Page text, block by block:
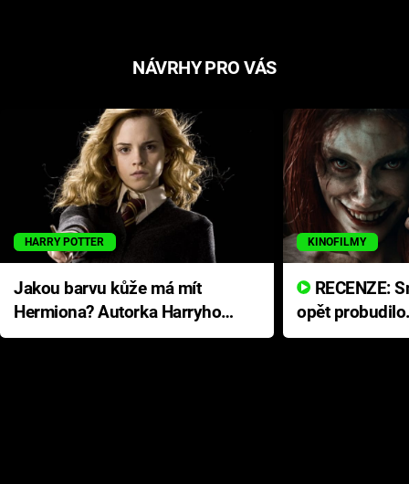
NÁVRHY PRO VÁS
HARRY POTTER
Jakou barvu kůže má mít
Hermiona? Autorka Harryho
Pottera přišla s ráznou
KINOFILMY
opět
přichází s